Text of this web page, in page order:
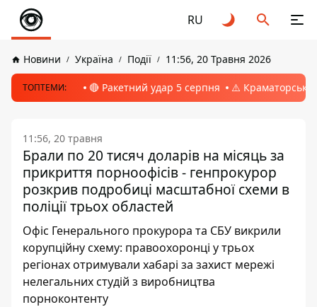
RU
Новини Україна Події 11:56, 20 Травня 2026
ТОПТЕМИ: 🔴 Ракетний удар 5 серпня ⚠️ Краматорськ,
11:56, 20 травня
Брали по 20 тисяч доларів на місяць за
прикриття порноофісів - генпрокурор
розкрив подробиці масштабної схеми в
поліції трьох областей
Офіс Генерального прокурора та СБУ викрили
корупційну схему: правоохоронці у трьох
регіонах отримували хабарі за захист мережі
нелегальних студій з виробництва
порноконтенту